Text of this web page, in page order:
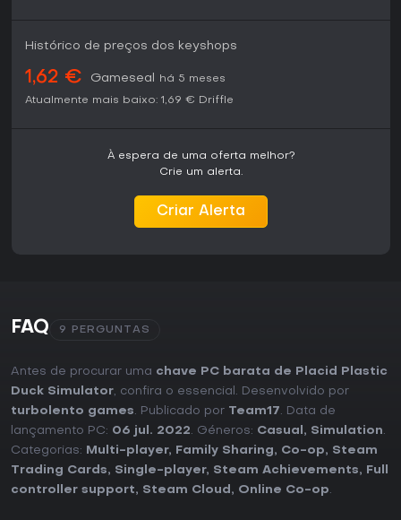
Histórico de preços dos keyshops
1,62 € Gameseal
há 5 meses
Atualmente mais baixo: 1,69 € Driffle
À espera de uma oferta melhor?
Crie um alerta.
Criar Alerta
FAQ 9 PERGUNTAS
Antes de procurar uma chave PC barata de Placid Plastic
Duck Simulator, confira o essencial. Desenvolvido por
turbolento games. Publicado por Team17. Data de
lançamento PC: 06 jul. 2022. Géneros: Casual , Simulation.
Categorias:
Multi-player, Family Sharing, Co-op, Steam
Trading Cards, Single-player, Steam Achievements,
Full
controller support, Steam Cloud , Online Co-op.